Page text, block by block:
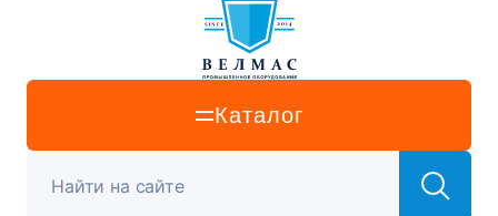
Каталог